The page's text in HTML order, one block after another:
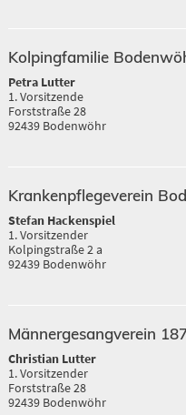
Kolpingfamilie
Petra Lutter
1. Vorsitzende
Forststraße 28
92439 Bodenwöhr
Krankenpflegeverein
Stefan Hackenspiel
1. Vorsitzender
Kolpingstraße 2 a
92439 Bodenwöhr
Männergesangverein
Christian Lutter
1. Vorsitzender
Forststraße 28
92439 Bodenwöhr